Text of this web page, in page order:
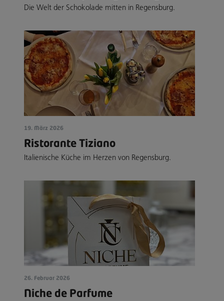
Die Welt der Schokolade mitten in Regensburg.
19. März 2026
Ristorante Tiziano
Italienische Küche im Herzen von Regensburg.
26. Februar 2026
Niche de Parfume